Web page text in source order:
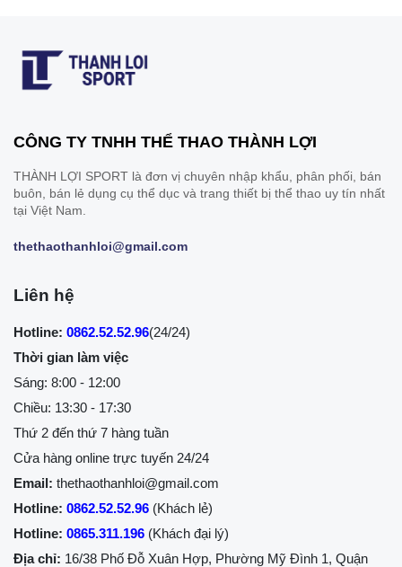
CÔNG TY TNHH THỂ THAO THÀNH LỢI
THÀNH LỢI SPORT là đơn vị chuyên nhập khẩu, phân phối, bán
buôn, bán lẻ dụng cụ thể dục và trang thiết bị thể thao uy tín nhất
tại Việt Nam.
thethaothanhloi@gmail.com
Liên hệ
Hotline: 0862.52.52.96(24/24)
Thời gian làm việc
Sáng: 8:00 - 12:00
Chiều: 13:30 - 17:30
Thứ 2 đến thứ 7 hàng tuần
Cửa hàng online trực tuyến 24/24
Email: thethaothanhloi@gmail.com
Hotline: 0862.52.52.96 (Khách lẻ)
Hotline: 0865.311.196 (Khách đại lý)
Địa chỉ: 16/38 Phố Đỗ Xuân Hợp, Phường Mỹ Đình 1, Quận